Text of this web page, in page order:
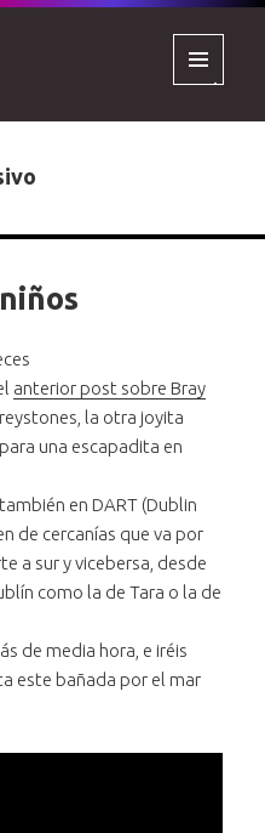
WIDGETS
anterior post sobre Bray
la otra joyita
una escapadita en
en DART (Dublin
de cercanías que va por
a sur y vicebersa, desde
como la de Tara o la de
de media hora, e iréis
este bañada por el mar